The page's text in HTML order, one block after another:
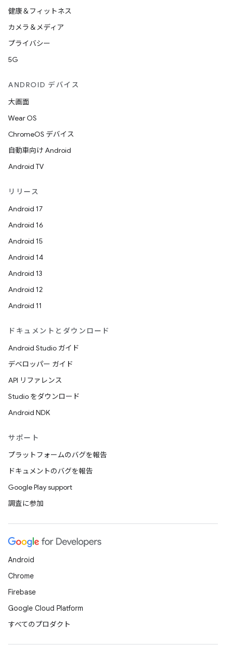
健康＆フィットネス
カメラ＆メディア
プライバシー
5G
ANDROID デバイス
大画面
Wear OS
ChromeOS デバイス
自動車向け Android
Android TV
リリース
Android 17
Android 16
Android 15
Android 14
Android 13
Android 12
Android 11
ドキュメントとダウンロード
Android Studio ガイド
デベロッパー ガイド
API リファレンス
Studio をダウンロード
Android NDK
サポート
プラットフォームのバグを報告
ドキュメントのバグを報告
Google Play support
調査に参加
Android
Chrome
Firebase
Google Cloud Platform
すべてのプロダクト